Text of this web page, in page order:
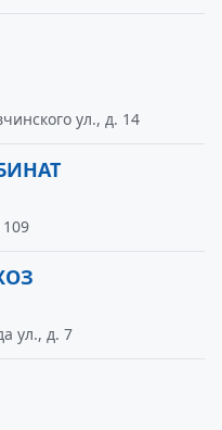
ул., д. 14
ул., д. 7